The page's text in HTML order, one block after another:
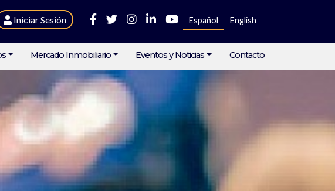
Iniciar Sesión Español English
Mercado Inmobiliario Eventos y Noticias Contacto